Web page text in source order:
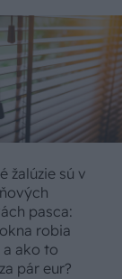
žalúzie sú v
pasca:
robia
ako to
pár eur?